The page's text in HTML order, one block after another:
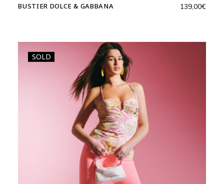
BUSTIER DOLCE & GABBANA 139,00€
SOLD